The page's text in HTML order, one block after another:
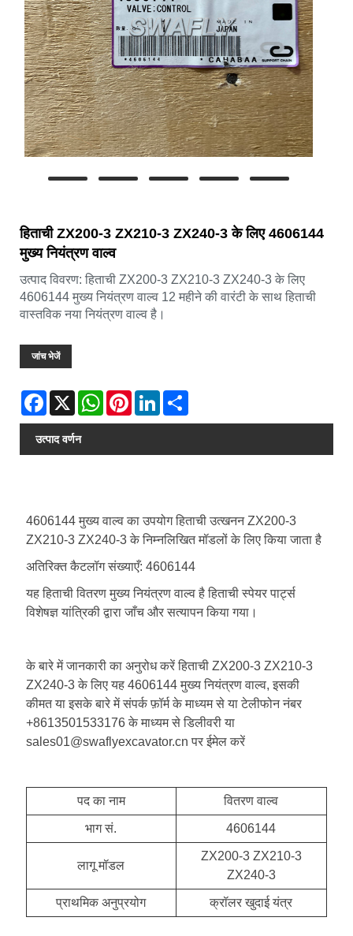
हिताची ZX200-3 ZX210-3 ZX240-3 के लिए 4606144
मुख्य नियंत्रण वाल्व
उत्पाद विवरण: हिताची ZX200-3 ZX210-3 ZX240-3 के लिए
4606144 मुख्य नियंत्रण वाल्व 12 महीने की वारंटी के साथ हिताची
वास्तविक नया नियंत्रण वाल्व है।
जांच भेजें
Facebook
X WhatsAppPinterestLinkedIn
उत्पाद वर्णन
4606144 मुख्य वाल्व का उपयोग हिताची उत्खनन ZX200-3
ZX210-3 ZX240-3 के निम्नलिखित मॉडलों के लिए किया जाता है
अतिरिक्त कैटलॉग संख्याएँ: 4606144
यह हिताची वितरण मुख्य नियंत्रण वाल्व है हिताची स्पेयर पार्ट्स
विशेषज्ञ यांत्रिकी द्वारा जाँच और सत्यापन किया गया।
के बारे में जानकारी का अनुरोध करें हिताची ZX200-3 ZX210-3
ZX240-3 के लिए यह 4606144 मुख्य नियंत्रण वाल्व, इसकी
कीमत या इसके बारे में संपर्क फ़ॉर्म के माध्यम से या टेलीफोन नंबर
+8613501533176 के माध्यम से डिलीवरी या
sales01@swaflyexcavator.cn पर ईमेल करें
पद का नाम वितरण वाल्व
भाग सं. 4606144
लागू मॉडल
ZX200-3 ZX210-3
ZX240-3
प्राथमिक अनुप्रयोग क्रॉलर खुदाई यंत्र